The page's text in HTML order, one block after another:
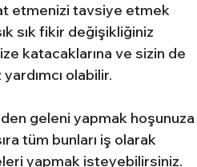
etmenizi tavsiye etmek
sık fikir değişikliğiniz
katacaklarına ve sizin de
olabilir.
geleni yapmak hoşunuza
tüm bunları iş olarak
yapmak isteyebilirsiniz.